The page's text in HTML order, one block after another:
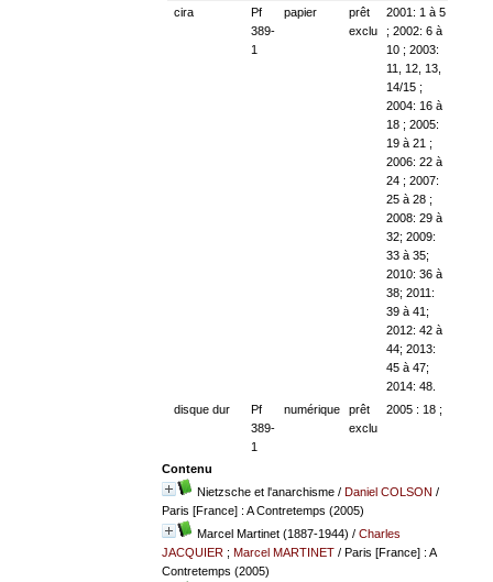
cira
Pf
389-
1
papier
prêt
exclu
2001: 1 à 5
; 2002: 6 à
10 ; 2003:
11, 12, 13,
14/15 ;
2004: 16 à
18 ; 2005:
19 à 21 ;
2006: 22 à
24 ; 2007:
25 à 28 ;
2008: 29 à
32; 2009:
33 à 35;
2010: 36 à
38; 2011:
39 à 41;
2012: 42 à
44; 2013:
45 à 47;
2014: 48.
disque dur
Pf
389-
1
numérique
prêt
exclu
2005 : 18 ;
Contenu
Nietzsche et l'anarchisme/ Daniel COLSON /
Paris [France] : A Contretemps (2005)
Marcel Martinet (1887-1944) / Charles
JACQUIER; Marcel MARTINET/ Paris [France] : A
Contretemps (2005)